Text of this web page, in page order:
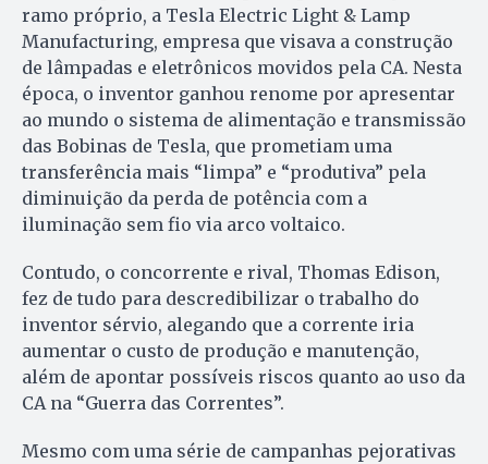
ramo próprio, a Tesla Electric Light & Lamp
Manufacturing, empresa que visava a construção
de lâmpadas e eletrônicos movidos pela CA. Nesta
época, o inventor ganhou renome por apresentar
ao mundo o sistema de alimentação e transmissão
das Bobinas de Tesla, que prometiam uma
transferência mais “limpa” e “produtiva” pela
diminuição da perda de potência com a
iluminação sem fio via arco voltaico.
Contudo, o concorrente e rival, Thomas Edison,
fez de tudo para descredibilizar o trabalho do
inventor sérvio, alegando que a corrente iria
aumentar o custo de produção e manutenção,
além de apontar possíveis riscos quanto ao uso da
CA na “Guerra das Correntes”.
Mesmo com uma série de campanhas pejorativas